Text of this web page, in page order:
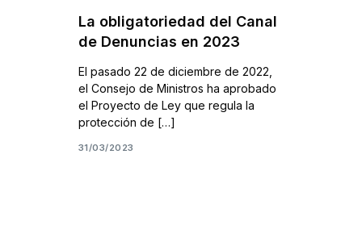
La obligatoriedad del Canal
de Denuncias en 2023
El pasado 22 de diciembre de 2022,
el Consejo de Ministros ha aprobado
el Proyecto de Ley que regula la
protección de […]
31/03/2023